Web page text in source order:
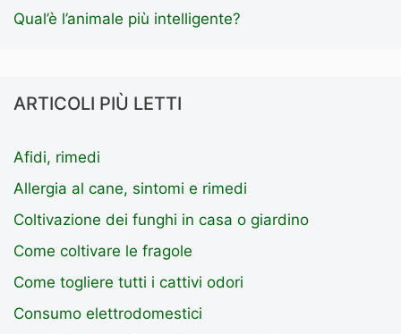
Qual’è l’animale più intelligente?
ARTICOLI PIÙ LETTI
Afidi, rimedi
Allergia al cane, sintomi e rimedi
Coltivazione dei funghi in casa o giardino
Come coltivare le fragole
Come togliere tutti i cattivi odori
Consumo elettrodomestici